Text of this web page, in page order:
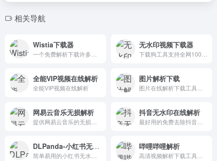
相关导航
Wistia下载器 无水印视频下载器
全能VIP视频在线解析
全能VIP视频在线解析
图片解析下载
网易云音乐无损解析 抖音无水印在线解析
DLPanda-小红书无水印 哔哩哔哩解析